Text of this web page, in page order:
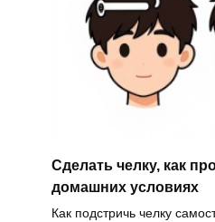
Сделать челку, как
домашних условиях
Как подстричь челку